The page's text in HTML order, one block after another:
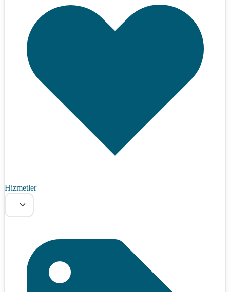
Hizmetler
Tümü